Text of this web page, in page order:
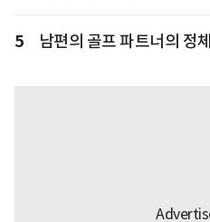
5 남편의 골프 파트너의 정체